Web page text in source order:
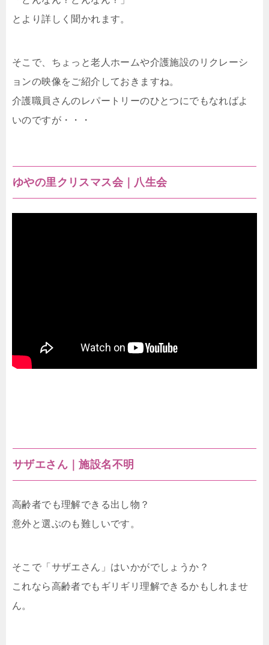
とより詳しく聞かれます。
そこで、ちょっと老人ホームや介護施設のリクレーシ
ョンの映像をご紹介しておきますね。
介護職員さんのレパートリーのひとつにでもなればよ
いのですが・・・
ゆやの里クリスマス会｜八生会
サザエさん｜施設名不明
高齢者でも理解できる出し物？
意外と選ぶのも難しいです。
そこで「サザエさん」はいかがでしょうか？
これなら高齢者でもギリギリ理解できるかもしれませ
ん。